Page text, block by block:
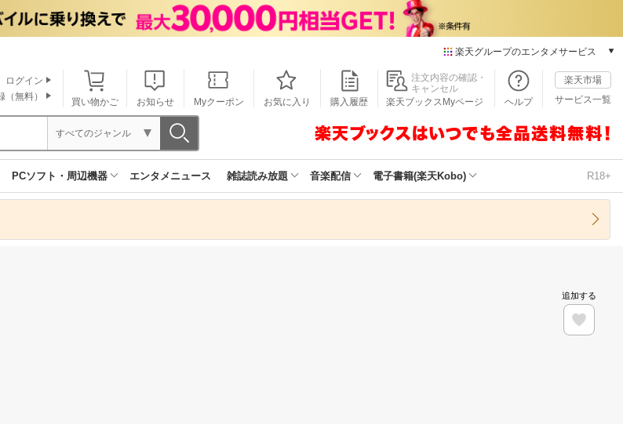
楽天グループのエンタメサービス
本/ゲーム/CD/DVD
楽天ブックス
楽天Kobo
楽天ミュージック
楽天TV
買い物かご お知らせ Myクーポン お気に入り 購入履歴
注文内容の確認・
キャンセル
楽天ブックスMyページ
ヘルプ
楽天市場
サービス一覧
ログイン
無料）
すべてのジャンル
PCソフト・周辺機器 エンタメニュース 雑誌読み放題 音楽配信 電子書籍(楽天Kobo) R18+
追加する